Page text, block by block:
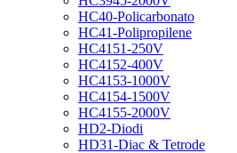
HC40-Policarbonato
HC41-Polipropilene
HC4151-250V
HC4152-400V
HC4153-1000V
HC4154-1500V
HC4155-2000V
HD2-Diodi
HD31-Diac & Tetrode